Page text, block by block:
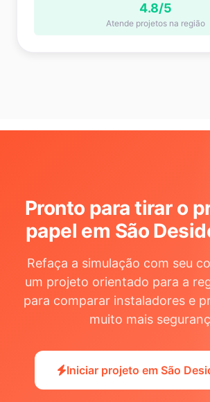
4.8/5
Atende projetos na região
Pronto para tirar o
papel em São
Refaça a simulação com seu
um projeto orientado para a
para comparar instaladores e
muito mais
Iniciar projeto em São